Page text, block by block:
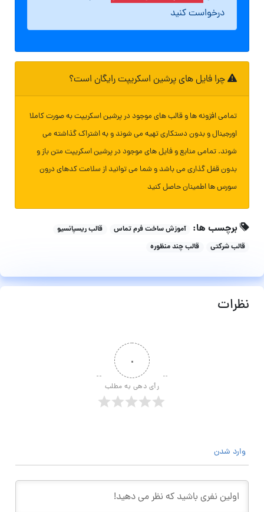
درخواست کنید
چرا فایل های پرشین اسکریپت رایگان است؟
تمامی افزونه ها و قالب های موجود در پرشین اسکریپت به صورت کاملا
اورجینال و بدون دستکاری تهیه می شوند و به اشتراک گذاشته می
شوند. تمامی منابع و فایل های موجود در پرشین اسکریپت متن باز و
بدون قفل گذاری می باشد و شما می توانید از سلامت کدهای درون
سورس ها اطمینان حاصل کنید
برچسب ها: آموزش ساخت فرم تماس
قالب ریسپانسیو
قالب شرکتی
قالب چند منظوره
نظرات
۰
رأی دهی به مطلب
وارد شدن